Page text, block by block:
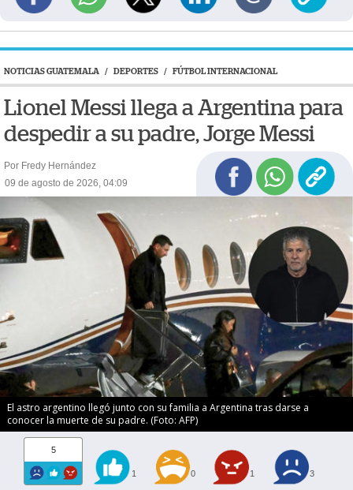
NOTICIAS GUATEMALA / DEPORTES / FÚTBOL INTERNACIONAL
Lionel Messi llega a Argentina para
despedir a su padre, Jorge Messi
Por Fredy Hernández
09 de agosto de 2026, 04:09
El astro argentino llegó junto con su familia a Argentina tras darse a
conocer la muerte de su padre. (Foto: AFP)
5
1 0 1 3